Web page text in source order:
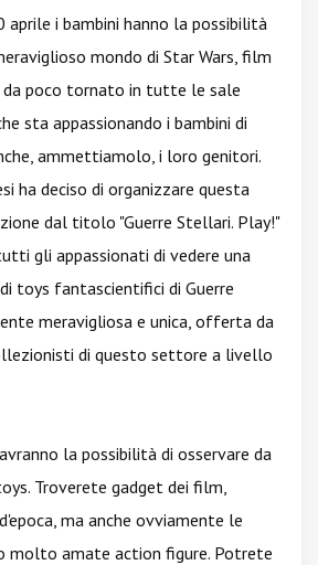
aprile i bambini hanno la possibilità
mondo di Star Wars, film
da poco tornato in tutte le sale
sta appassionando i bambini di
ammettiamolo, i loro genitori.
ha deciso di organizzare questa
dal titolo "Guerre Stellari. Play!"
gli appassionati di vedere una
toys fantascientifici di Guerre
meravigliosa e unica, offerta da
di questo settore a livello
la possibilità di osservare da
Troverete gadget dei film,
ma anche ovviamente le
molto amate action figure. Potrete